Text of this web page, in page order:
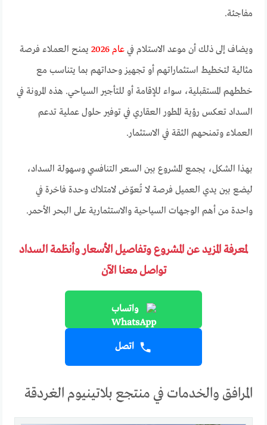
مفاجئة.
ويضاف إلى ذلك أن موعد الاستلام فيعام 2026
يمنح العملاء فرصة
مثالية لتخطيط استثماراتهم أو تجهيز وحداتهم بما يتناسب مع
خططهم المستقبلية، سواء للإقامة أو للتأجير السياحي. هذه المرونة في
السداد تعكس رؤية المطور العقاري في توفير حلول عملية تدعم
العملاء وتمنحهم الثقة في الاستثمار.
بهذا الشكل، يجمع المشروع بين السعر التنافسي وسهولة السداد،
ليضع بين يدي العميل فرصة لا تُعوّض لامتلاك وحدة فاخرة في
واحدة من أهم الوجهات السياحية والاستثمارية على البحر الأحمر.
لمعرفة المزيد عن المشروع وتفاصيل الأسعار وأنظمة السداد
تواصل معنا الآن
واتساب
اتصل
المرافق والخدمات في منتجع بلاتينيوم الغردقة